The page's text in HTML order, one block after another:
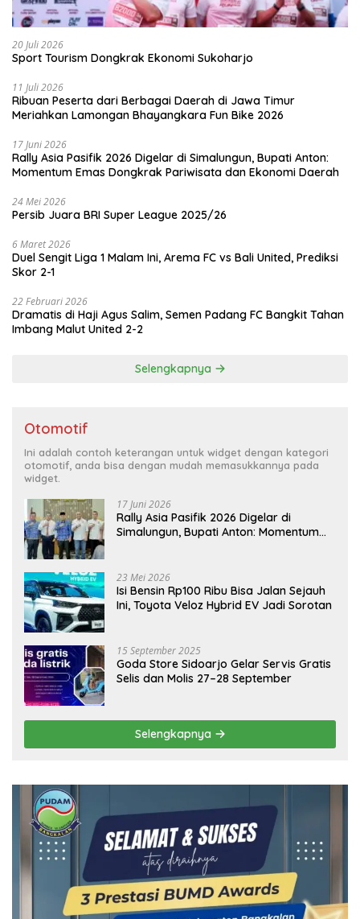
20 Juli 2026
Sport Tourism Dongkrak Ekonomi Sukoharjo
11 Juli 2026
Ribuan Peserta dari Berbagai Daerah di Jawa Timur
Meriahkan Lamongan Bhayangkara Fun Bike 2026
17 Juni 2026
Rally Asia Pasifik 2026 Digelar di Simalungun, Bupati Anton:
Momentum Emas Dongkrak Pariwisata dan Ekonomi Daerah
24 Mei 2026
Persib Juara BRI Super League 2025/26
6 Maret 2026
Duel Sengit Liga 1 Malam Ini, Arema FC vs Bali United, Prediksi
Skor 2-1
22 Februari 2026
Dramatis di Haji Agus Salim, Semen Padang FC Bangkit Tahan
Imbang Malut United 2-2
Selengkapnya
Otomotif
Ini adalah contoh keterangan untuk widget dengan kategori
otomotif, anda bisa dengan mudah memasukkannya pada
widget.
17 Juni 2026
Rally Asia Pasifik 2026 Digelar di
Simalungun, Bupati Anton: Momentum
23 Mei 2026
Isi Bensin Rp100 Ribu Bisa Jalan Sejauh
Ini, Toyota Veloz Hybrid EV Jadi Sorotan
15 September 2025
Goda Store Sidoarjo Gelar Servis Gratis
Selis dan Molis 27–28 September
Selengkapnya